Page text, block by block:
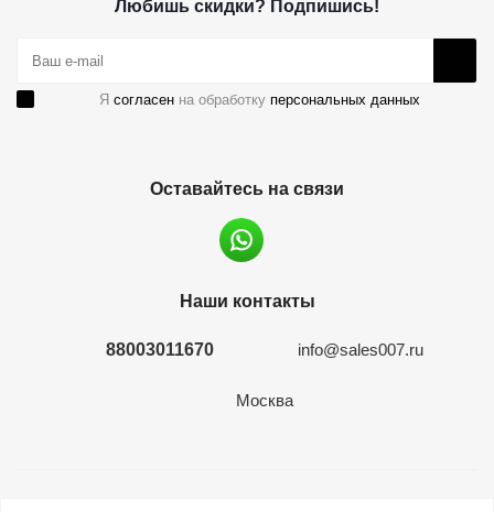
Любишь скидки? Подпишись!
Я согласен на обработку персональных данных
Оставайтесь на связи
Наши контакты
88003011670 info@sales007.ru
Москва